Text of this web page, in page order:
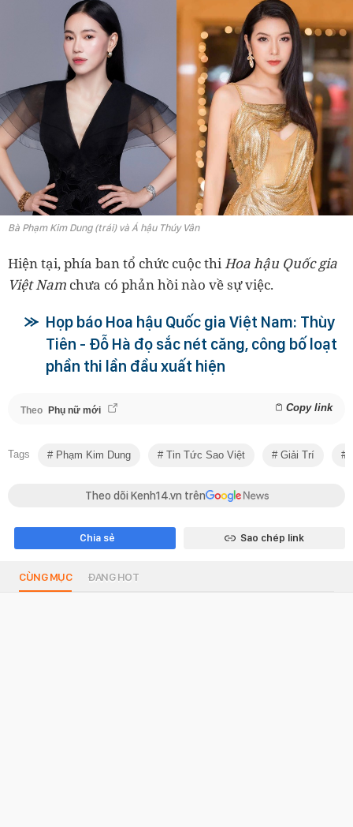
Bà Phạm Kim Dung (trái) và Á hậu Thúy Vân
Hiện tại, phía ban tổ chức cuộc thiHoa hậu Quốc gia
Việt Nam chưa có phản hồi nào về sự việc.
Họp báo Hoa hậu Quốc gia Việt Nam: Thùy
Tiên - Đỗ Hà đọ sắc nét căng, công bố loạt
phần thi lần đầu xuất hiện
Theo Phụ nữ mới Copy link
Tags Phạm Kim Dung Tin Tức Sao Việt Giải Trí
Theo dõi Kenh14.vn trên
Chia sẻ Sao chép link
CÙNG MỤC ĐANG HOT